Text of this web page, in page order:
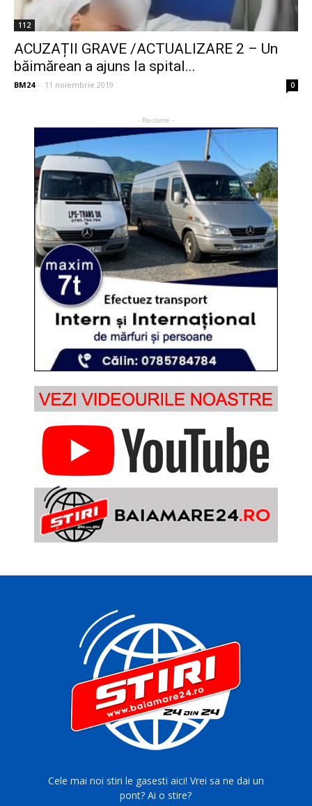
112
ACUZAȚII GRAVE /ACTUALIZARE 2 – Un
băimărean a ajuns la spital...
BM24 - 11 noiembrie 2019 0
- Reclame -
Cele mai noi stiri le gasesti aici! Vrei sa ne dai un
pont? Ai o stire?